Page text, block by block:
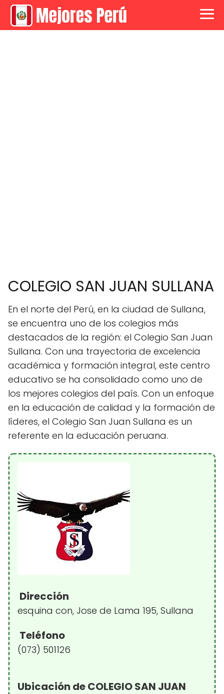
COLEGIO SAN JUAN SULLANA
En el norte del Perú, en la ciudad de Sullana,
se encuentra uno de los colegios más
destacados de la región: el Colegio San Juan
Sullana. Con una trayectoria de excelencia
académica y formación integral, este centro
educativo se ha consolidado como uno de
los mejores colegios del país. Con un enfoque
en la educación de calidad y la formación de
líderes, el Colegio San Juan Sullana es un
referente en la educación peruana.
Dirección
esquina con, Jose de Lama 195, Sullana
Teléfono
(073) 501126
Ubicación de COLEGIO SAN JUAN